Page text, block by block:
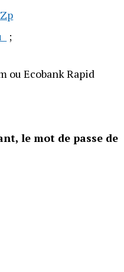
;
ou Ecobank Rapid
le mot de passe de